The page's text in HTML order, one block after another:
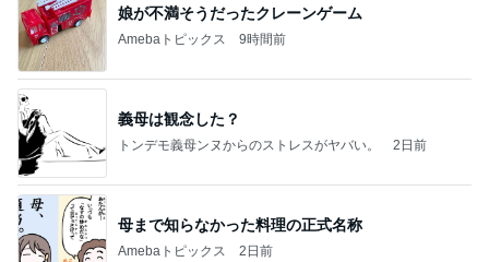
義母は観念した？
トンデモ義母ンヌからのストレスがヤバい。
母まで知らなかった料理の正式名称
Amebaトピックス 2日前
(長期保存カレーライスセット)
たかたんのコストコ通への道